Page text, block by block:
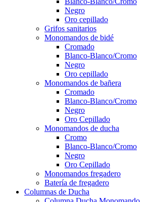
Negro
Oro cepillado
Grifos sanitarios
Monomandos de bidé
Cromado
Blanco-Blanco/Cromo
Negro
Oro cepillado
Monomandos de bañera
Cromado
Blanco-Blanco/Cromo
Negro
Oro Cepillado
Monomandos de ducha
Cromo
Blanco-Blanco/Cromo
Negro
Oro Cepillado
Monomandos fregadero
Batería de fregadero
Columnas de Ducha